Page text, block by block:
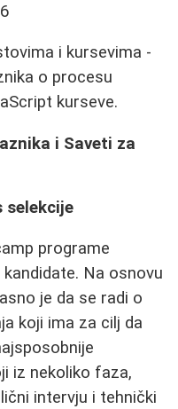
i kursevima -
o procesu
kurseve.
i Saveti za
selekcije
programe
Na osnovu
je da se radi o
koji ima za cilj da
iz nekoliko faza,
intervju i tehnički